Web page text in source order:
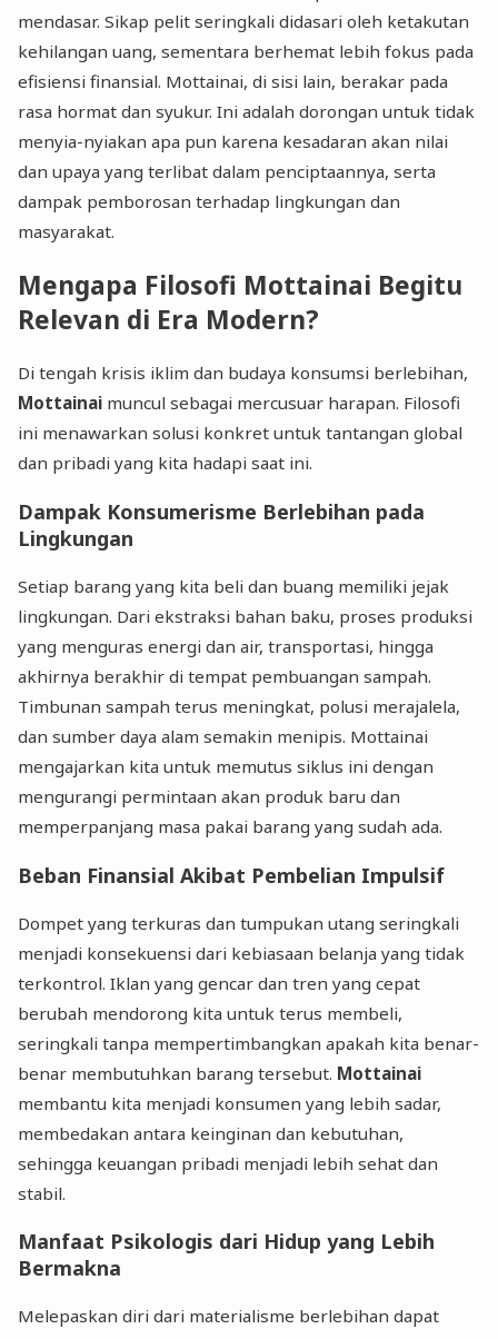
mendasar. Sikap pelit seringkali didasari oleh ketakutan
kehilangan uang, sementara berhemat lebih fokus pada
efisiensi finansial. Mottainai, di sisi lain, berakar pada
rasa hormat dan syukur. Ini adalah dorongan untuk tidak
menyia-nyiakan apa pun karena kesadaran akan nilai
dan upaya yang terlibat dalam penciptaannya, serta
dampak pemborosan terhadap lingkungan dan
masyarakat.
Mengapa Filosofi Mottainai Begitu
Relevan di Era Modern?
Di tengah krisis iklim dan budaya konsumsi berlebihan,
Mottainai muncul sebagai mercusuar harapan. Filosofi
ini menawarkan solusi konkret untuk tantangan global
dan pribadi yang kita hadapi saat ini.
Dampak Konsumerisme Berlebihan pada
Lingkungan
Setiap barang yang kita beli dan buang memiliki jejak
lingkungan. Dari ekstraksi bahan baku, proses produksi
yang menguras energi dan air, transportasi, hingga
akhirnya berakhir di tempat pembuangan sampah.
Timbunan sampah terus meningkat, polusi merajalela,
dan sumber daya alam semakin menipis. Mottainai
mengajarkan kita untuk memutus siklus ini dengan
mengurangi permintaan akan produk baru dan
memperpanjang masa pakai barang yang sudah ada.
Beban Finansial Akibat Pembelian Impulsif
Dompet yang terkuras dan tumpukan utang seringkali
menjadi konsekuensi dari kebiasaan belanja yang tidak
terkontrol. Iklan yang gencar dan tren yang cepat
berubah mendorong kita untuk terus membeli,
seringkali tanpa mempertimbangkan apakah kita benar-
benar membutuhkan barang tersebut. Mottainai
membantu kita menjadi konsumen yang lebih sadar,
membedakan antara keinginan dan kebutuhan,
sehingga keuangan pribadi menjadi lebih sehat dan
stabil.
Manfaat Psikologis dari Hidup yang Lebih
Bermakna
Melepaskan diri dari materialisme berlebihan dapat